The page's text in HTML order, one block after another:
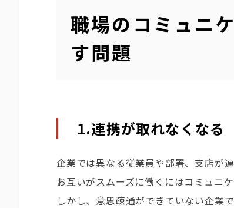
職場のコミュニ
す問題
1.連携が取れなくなる
企業では異なる従業員や部署、支店が
お互いがスムーズに働くにはコミュニ
しかし、意思疎通ができていない企業